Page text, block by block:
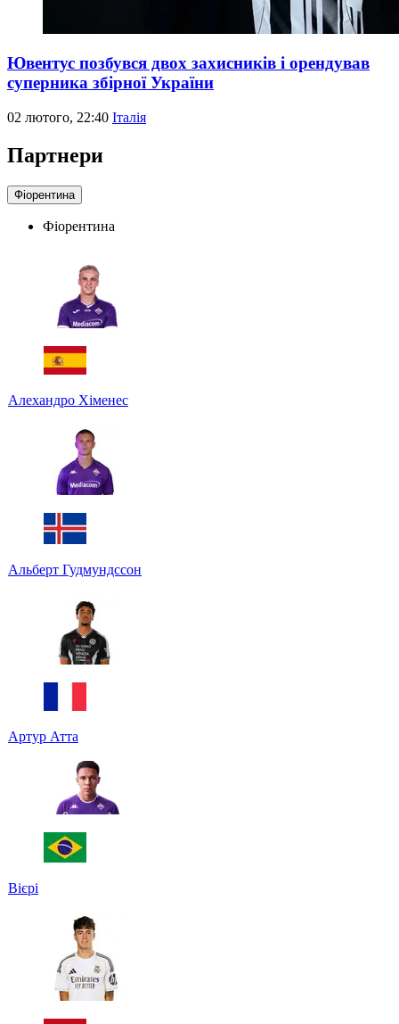
Ювентус позбувся двох захисників і орендував
суперника збірної України
02 лютого, 22:40 Італія
Партнери
Фіорентина
Фіорентина
Алехандро Хіменес
Альберт Гудмундссон
Артур Атта
Вієрі